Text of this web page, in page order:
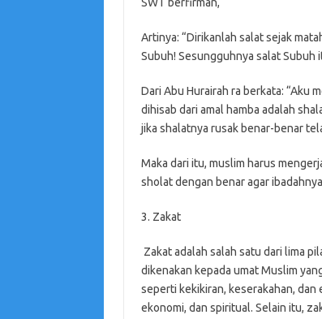
SWT berfirman,
Artinya: “Dirikanlah salat sejak
Subuh! Sesungguhnya salat Subuh
Dari Abu Hurairah ra berkata: “Aku
dihisab dari amal hamba adalah
jika shalatnya rusak benar-benar
Maka dari itu, muslim harus
sholat dengan benar agar
3. Zakat
Zakat adalah salah satu dari lima
dikenakan kepada umat Muslim
seperti kekikiran, keserakahan, dan
ekonomi, dan spiritual. Selain itu,